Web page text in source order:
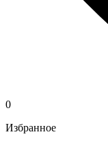
0
Избранное